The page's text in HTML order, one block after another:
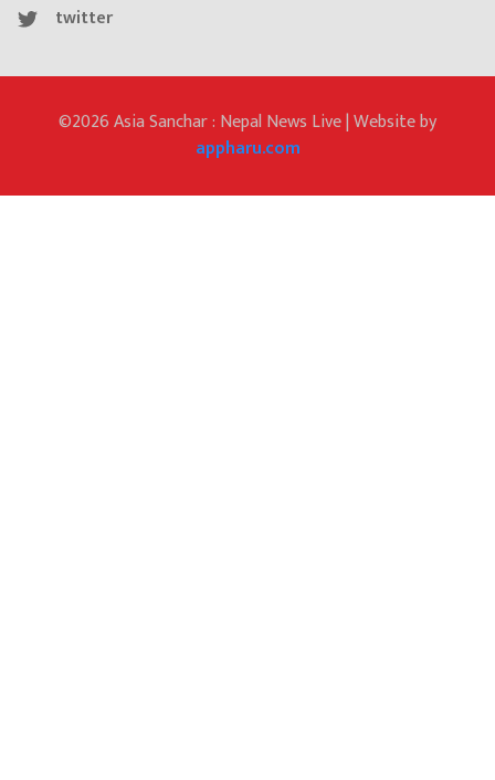
twitter
©2026 Asia Sanchar : Nepal News Live | Website by
appharu.com